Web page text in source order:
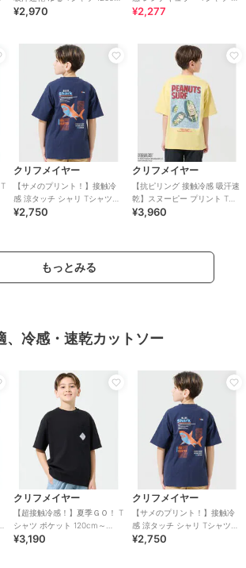
～170cm
¥2,970
袖 120cm～170cm
¥2,277
クリフメイヤー
【サメのプリント！】接触冷
感 涼タッチ シャリ Tシャツ
120cm～170cm
¥2,750
クリフメイヤー
【抗ピリング 接触冷感 吸汗速
乾】スヌーピー プリント Tシ
ャツ サーフ 120cm～170cm
¥3,960
もっとみる
、冷感・速乾カットソー
クリフメイヤー
【超接触冷感！】夏季ＧＯ！ T
シャツ ポケット 120cm～
170cm
¥3,190
クリフメイヤー
【サメのプリント！】接触冷
感 涼タッチ シャリ Tシャツ
120cm～170cm
¥2,750